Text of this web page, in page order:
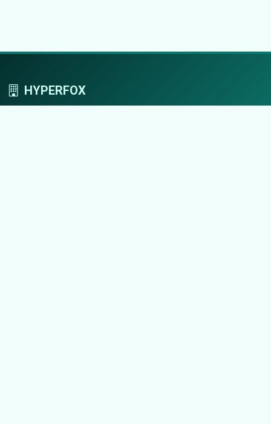
HYPERFOX